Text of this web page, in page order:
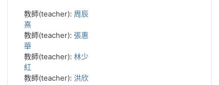
教師(teacher): 周辰
熹
教師(teacher): 張惠
華
教師(teacher): 林少
紅
教師(teacher): 洪欣